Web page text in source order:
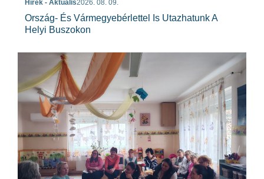
Hírek - Aktuális2026. 08. 09.
Ország- És Vármegyebérlettel Is Utazhatunk A
Helyi Buszokon